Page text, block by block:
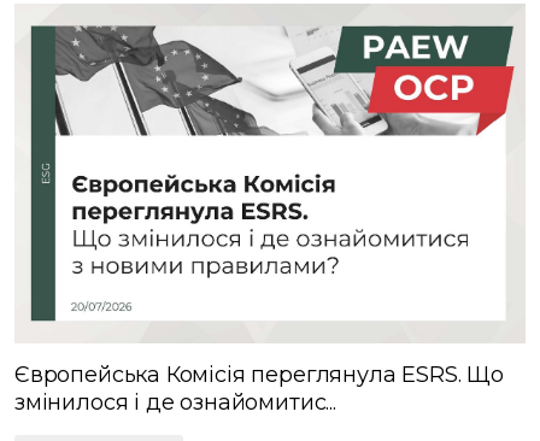
Європейська Комісія переглянула ESRS. Що
змінилося і де ознайомитис...